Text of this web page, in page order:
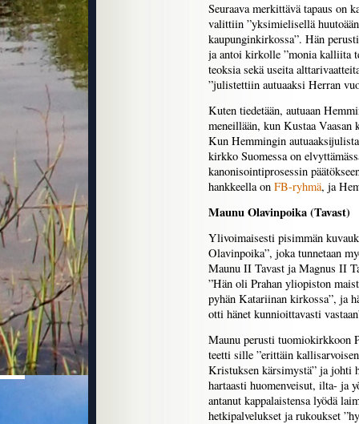
Seuraava merkittävä tapaus on
valittiin ”yksimielisellä
kaupunginkirkossa”. Hän
ja antoi kirkolle ”monia kalliita
teoksia sekä useita
”julistettiin autuaaksi Herran
Kuten tiedetään, autuaan
meneillään, kun Kustaa
Kun Hemmingin
kirkko Suomessa on
kanonisointiprosessin
hankkeella on FB-ryhmä, ja
Maunu Olavinpoika (Tavast)
Ylivoimaisesti pisimmän
Olavinpoika”, joka tunnetaan
Maunu II Tavast ja Magnus II
”Hän oli Prahan yliopiston
pyhän Katariinan kirkossa”, ja
otti hänet kunnioittavasti
Maunu perusti tuomiokirkkoon
teetti sille ”erittäin
Kristuksen kärsimystä” ja johti
hartaasti huomenveisut, ilta- ja
antanut kappalaistensa lyödä
hetkipalvelukset ja rukoukset